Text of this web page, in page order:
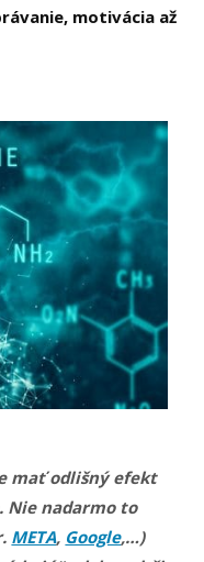
motivácia až
mať odlišný efekt
Nie nadarmo to
META, Google,…)